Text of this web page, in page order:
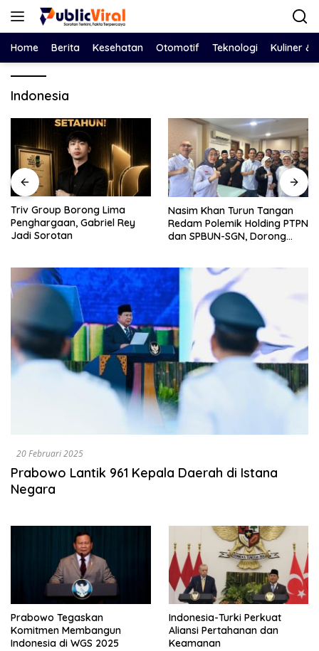
Langsung
Home Berita Kesehatan Otomotif Teknologi Kuliner &
Indonesia
Nasim Khan Turun Tangan
Redam Polemik Holding PTPN
dan SPBUN-SGN, Dorong
Bawa Salinan LHP BPK ke
DPRD, Eko Febriyanto Ajak
Dewan Adu Data dan
20 Februari 2025
Prabowo Lantik 961 Kepala Daerah di Istana
Negara
Prabowo Tegaskan
Komitmen Membangun
Indonesia di WGS 2025
Indonesia-Turki Perkuat
Aliansi Pertahanan dan
Keamanan